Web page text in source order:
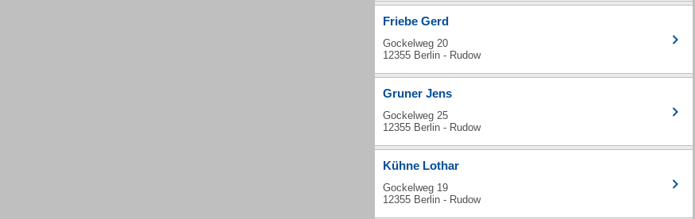
Friebe Gerd
Gockelweg 20
12355 Berlin - Rudow
Gruner Jens
Gockelweg 25
12355 Berlin - Rudow
Kühne Lothar
Gockelweg 19
12355 Berlin - Rudow